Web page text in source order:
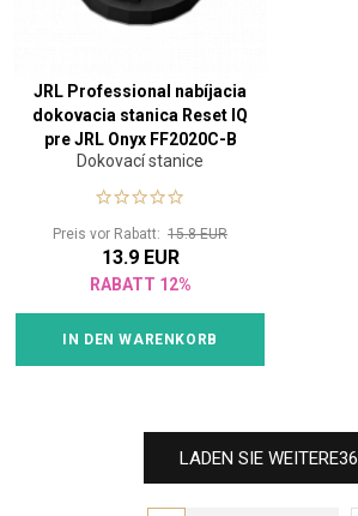
JRL Professional nabíjacia
dokovacia stanica Reset IQ
pre JRL Onyx FF2020C-B
Dokovací stanice
Preis vor Rabatt: 15.8 EUR
13.9 EUR
RABATT 12%
IN DEN WARENKORB
LADEN SIE WEITERE36